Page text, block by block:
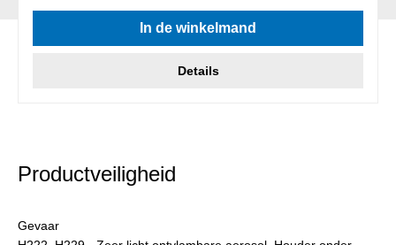
In de winkelmand
Details
Productveiligheid
Gevaar